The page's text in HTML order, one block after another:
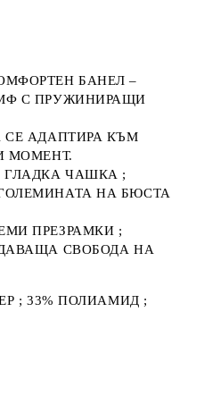
БАНЕЛ –
С ПРУЖИНИРАЩИ
СЕ АДАПТИРА КЪМ
МОМЕНТ.
ЧАШКА ;
НА БЮСТА
ПРЕЗРАМКИ ;
СВОБОДА НА
; 33% ПОЛИАМИД ;